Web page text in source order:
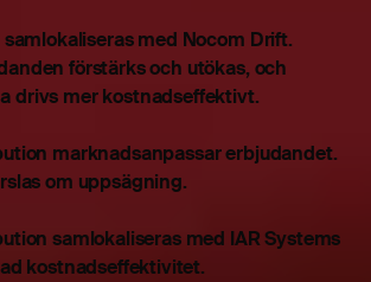
med Nocom Drift.
förstärks och utökas, och
drivs mer kostnadseffektivt.
marknadsanpassar erbjudandet.
om uppsägning.
samlokaliseras med IAR Systems
kostnadseffektivitet.